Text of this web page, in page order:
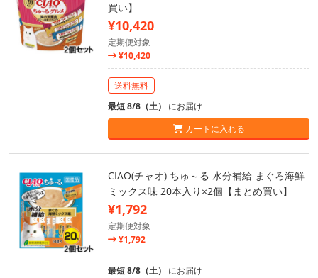
買い】
¥10,420
定期便対象
¥10,420
送料無料
最短 8/8（土） にお届け
カートに入れる
CIAO(チャオ) ちゅ～る 水分補給 まぐろ海鮮
ミックス味 20本入り×2個【まとめ買い】
¥1,792
定期便対象
¥1,792
最短 8/8（土） にお届け